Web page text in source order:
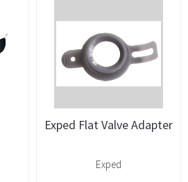
Exped Flat Valve Adapter
Exped